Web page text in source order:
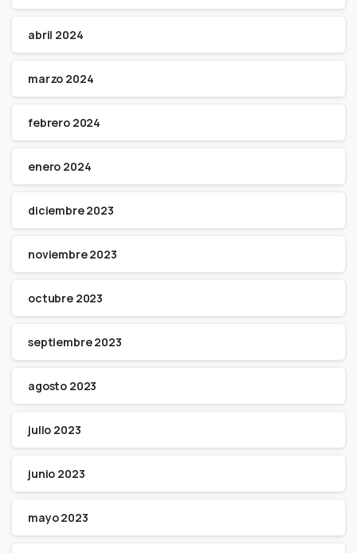
abril 2024
marzo 2024
febrero 2024
enero 2024
diciembre 2023
noviembre 2023
octubre 2023
septiembre 2023
agosto 2023
julio 2023
junio 2023
mayo 2023